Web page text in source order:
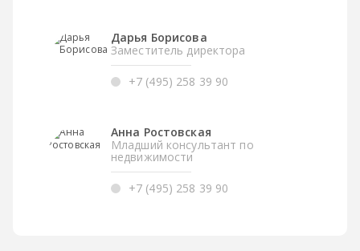
Дарья Борисова
Заместитель директора
+7 (495) 258 39 90
Анна Ростовская
Младший консультант по
недвижимости
+7 (495) 258 39 90